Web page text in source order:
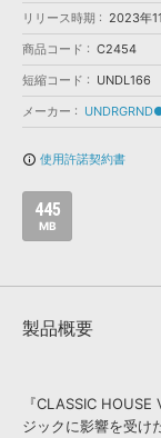
効果音 »
BGM »
お問い合わせ »
APS
ランキング
リリース時期
2023年
商品コード
C2454
短縮コード
UNDL166
メーカー
info_outline 使用許諾契約書
445
MB
製品概要
『CLASSIC
ジックに影響を受け